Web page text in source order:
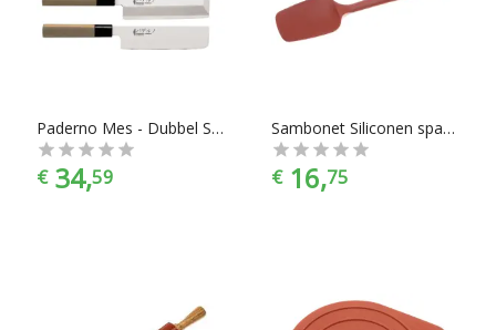
Paderno Mes - Dubbel Schuin - Speciaal voor Groenten - 18 cm
€ 34,59
Sambonet Siliconen spatel, 27cm -
€ 16,75